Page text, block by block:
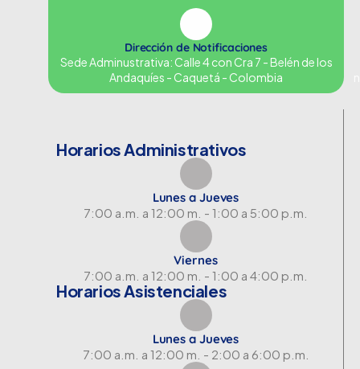
Dirección de Notificaciones
Sede Adminustrativa: Calle 4 con Cra 7 - Belén de los
Andaquíes - Caquetá - Colombia
Horarios Administrativos
Lunes a Jueves
7:00 a.m. a 12:00 m. - 1:00 a 5:00 p.m.
Viernes
7:00 a.m. a 12:00 m. - 1:00 a 4:00 p.m.
Horarios Asistenciales
Lunes a Jueves
7:00 a.m. a 12:00 m. - 2:00 a 6:00 p.m.